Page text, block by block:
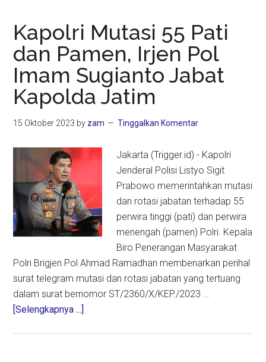
Kapolri Mutasi 55 Pati
dan Pamen, Irjen Pol
Imam Sugianto Jabat
Kapolda Jatim
15 Oktober 2023 by zam Tinggalkan Komentar
Jakarta (Trigger.id) - Kapolri
Jenderal Polisi Listyo Sigit
Prabowo memerintahkan mutasi
dan rotasi jabatan terhadap 55
perwira tinggi (pati) dan perwira
menengah (pamen) Polri. Kepala
Biro Penerangan Masyarakat
Polri Brigjen Pol Ahmad Ramadhan membenarkan perihal
surat telegram mutasi dan rotasi jabatan yang tertuang
dalam surat bernomor ST/2360/X/KEP./2023 …
[Selengkapnya ...]